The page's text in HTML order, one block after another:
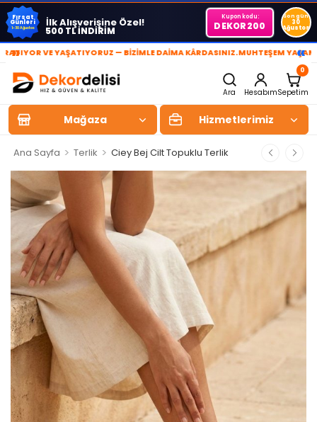
Fırsat
Günleri
1-30 Ağustos İlk Alışverişine Özel!
500 TL İNDİRİM
Kupon kodu:
DEKOR200
Son gün
30
Ağustos
»VE YAŞATIYORUZ — BİZİMLE DAİMA KÂRDASINIZ.MUHTEŞEM YAŞAM«
Ara Hesabım
0
Sepetim
Mağaza Hizmetlerimiz
Ana Sayfa > Terlik > Ciey Bej Cilt Topuklu Terlik